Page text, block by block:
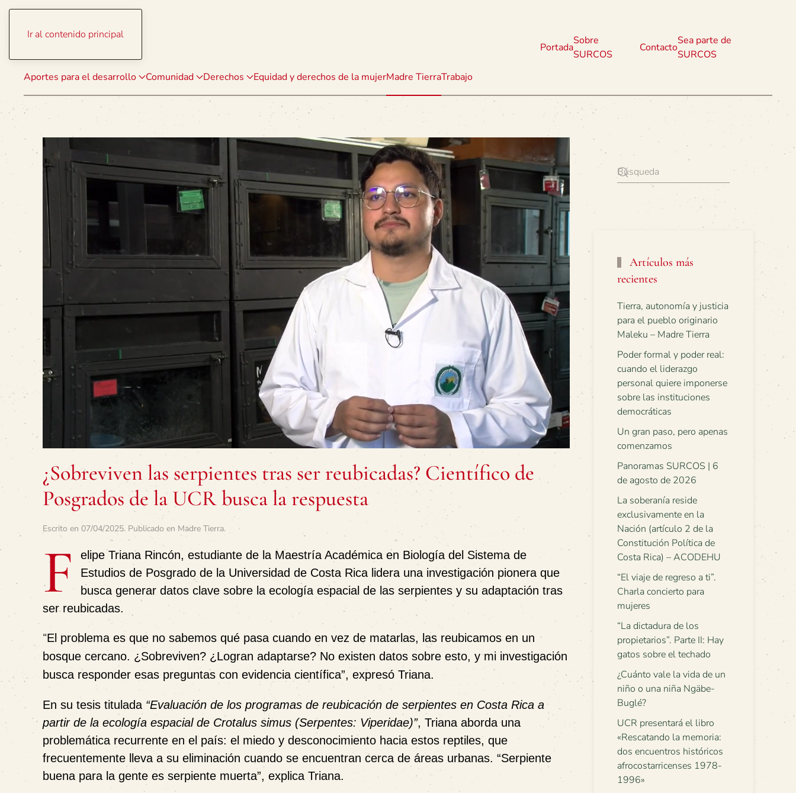
Ir al contenido principal
Aportes para el desarrollo Comunidad Derechos Equidad y derechos de la mujerMadre TierraTrabajo
Portada
Sobre
SURCOS
Contacto
Sea parte de
SURCOS
¿Sobreviven las serpientes tras ser reubicadas? Científico de
Posgrados de la UCR busca la respuesta
Escrito en 07/04/2025. Publicado en Madre Tierra.
F
elipe Triana Rincón, estudiante de la Maestría Académica en Biología del Sistema de
Estudios de Posgrado de la Universidad de Costa Rica lidera una investigación pionera que
busca generar datos clave sobre la ecología espacial de las serpientes y su adaptación tras
ser reubicadas.
“El problema es que no sabemos qué pasa cuando en vez de matarlas, las reubicamos en un
bosque cercano. ¿Sobreviven? ¿Logran adaptarse? No existen datos sobre esto, y mi investigación
busca responder esas preguntas con evidencia científica”, expresó Triana.
En su tesis titulada “Evaluación de los programas de reubicación de serpientes en Costa Rica a
partir de la ecología espacial de Crotalus simus (Serpentes: Viperidae)”, Triana aborda una
problemática recurrente en el país: el miedo y desconocimiento hacia estos reptiles, que
frecuentemente lleva a su eliminación cuando se encuentran cerca de áreas urbanas. “Serpiente
buena para la gente es serpiente muerta”, explica Triana.
Artículos más
recientes
Tierra, autonomía y justicia
para el pueblo originario
Maleku – Madre Tierra
Poder formal y poder real:
cuando el liderazgo
personal quiere imponerse
sobre las instituciones
democráticas
Un gran paso, pero apenas
comenzamos
Panoramas SURCOS | 6
de agosto de 2026
La soberanía reside
exclusivamente en la
Nación (artículo 2 de la
Constitución Política de
Costa Rica) – ACODEHU
“El viaje de regreso a ti”.
Charla concierto para
mujeres
“La dictadura de los
propietarios”. Parte II: Hay
gatos sobre el techado
¿Cuánto vale la vida de un
niño o una niña Ngäbe-
Buglé?
UCR presentará el libro
«Rescatando la memoria:
dos encuentros históricos
afrocostarricenses 1978-
1996»